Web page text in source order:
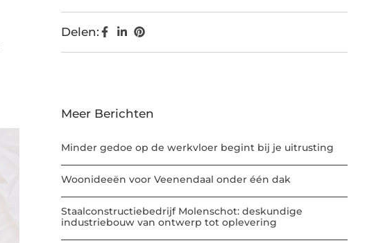
Delen:
Meer Berichten
Minder gedoe op de werkvloer begint bij je uitrusting
Woonideeën voor Veenendaal onder één dak
Staalconstructiebedrijf Molenschot: deskundige
industriebouw van ontwerp tot oplevering